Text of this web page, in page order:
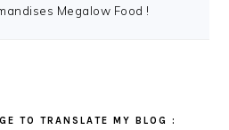
Megalow Food !
TO TRANSLATE MY BLOG :